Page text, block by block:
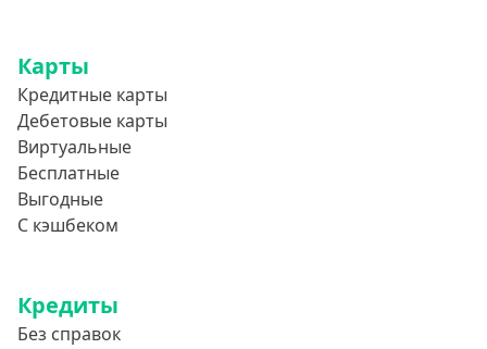
Карты
Кредитные карты
Дебетовые карты
Виртуальные
Бесплатные
Выгодные
С кэшбеком
Кредиты
Без справок